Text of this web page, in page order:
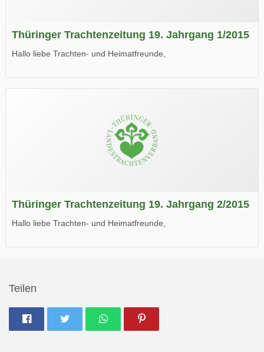
Thüringer Trachtenzeitung 19. Jahrgang 1/2015
Hallo liebe Trachten- und Heimatfreunde,
Wir wünschen Euch viel Spaß beim Lesen.
Thüringer Trachtenzeitung 19. Jahrgang 2/2015
Hallo liebe Trachten- und Heimatfreunde,
Teilen